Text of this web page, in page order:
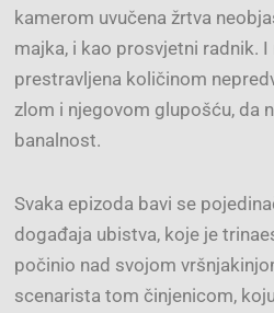
kamerom uvučena žrtva
majka, i kao prosvjetni radnik.
prestravljena količinom
zlom i njegovom glupošću, da
banalnost.
Svaka epizoda bavi se
događaja ubistva, koje je
počinio nad svojom
scenarista tom činjenicom,